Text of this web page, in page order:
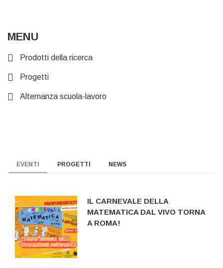
MENU
Prodotti della ricerca
Progetti
Alternanza scuola-lavoro
EVENTI PROGETTI NEWS
IL CARNEVALE DELLA
MATEMATICA DAL VIVO TORNA
A ROMA!